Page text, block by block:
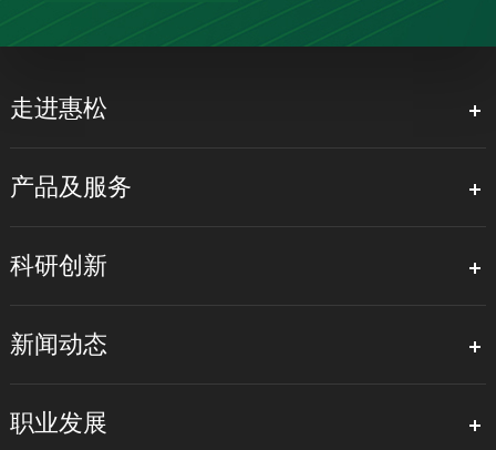
走进惠松
产品及服务
科研创新
新闻动态
职业发展